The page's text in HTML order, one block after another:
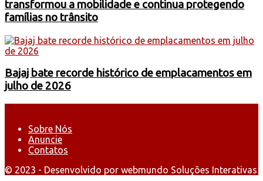
transformou a mobilidade e continua protegendo
famílias no trânsito
Bajaj bate recorde histórico de emplacamentos em
julho de 2026
Sobre Nós
Anuncie
Contatos
© 2023 - Desenvolvido por webmundo Soluções Interativas